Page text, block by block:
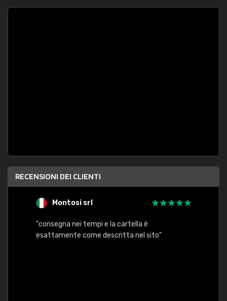
RECENSIONI DEI CLIENTI
Montosi srl
"consegna nei tempi e la cartella è
esattamente come descritta nel sito"